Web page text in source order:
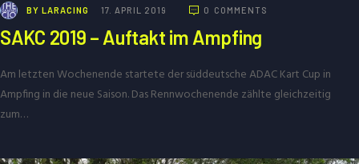
BY LARACING 17. APRIL 2019 0 COMMENTS
SAKC 2019 – Auftakt im Ampfing
Am letzten Wochenende startete der süddeutsche ADAC Kart Cup in
Ampfing in die neue Saison. Das Rennwochenende zählte gleichzeitig
zum…